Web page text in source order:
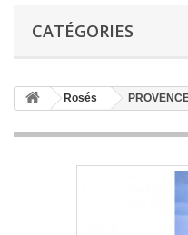
CATÉGORIES
Rosés